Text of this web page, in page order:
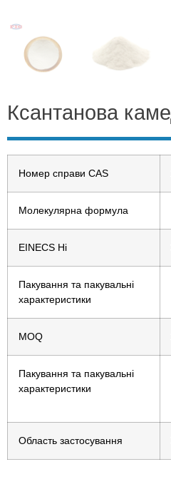
Ксантанова
Номер справи CAS
Молекулярна формула
EINECS Ні
Пакування та пакувальні
характеристики
MOQ
Пакування та пакувальні
характеристики
Область застосування